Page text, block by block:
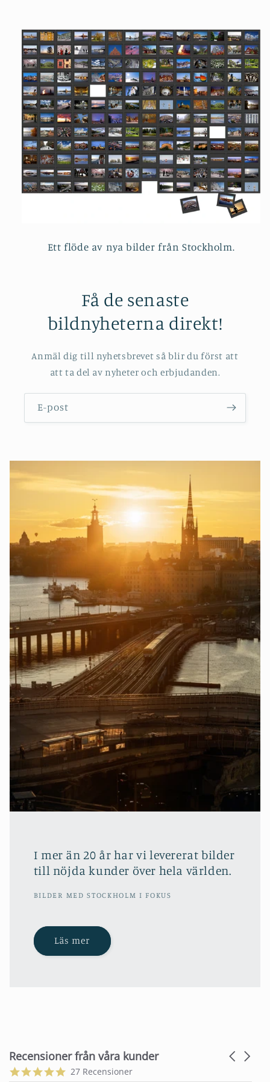
Ett flöde av nya bilder från Stockholm.
Få de senaste
bildnyheterna direkt!
Anmäl dig till nyhetsbrevet så blir du först att
att ta del av nyheter och erbjudanden.
E-post
I mer än 20 år har vi levererat bilder
till nöjda kunder över hela världen.
BILDER MED STOCKHOLM I FOKUS
Läs mer
Recensioner från våra kunder
Reviews
Carousel
5.0
27 Recensioner